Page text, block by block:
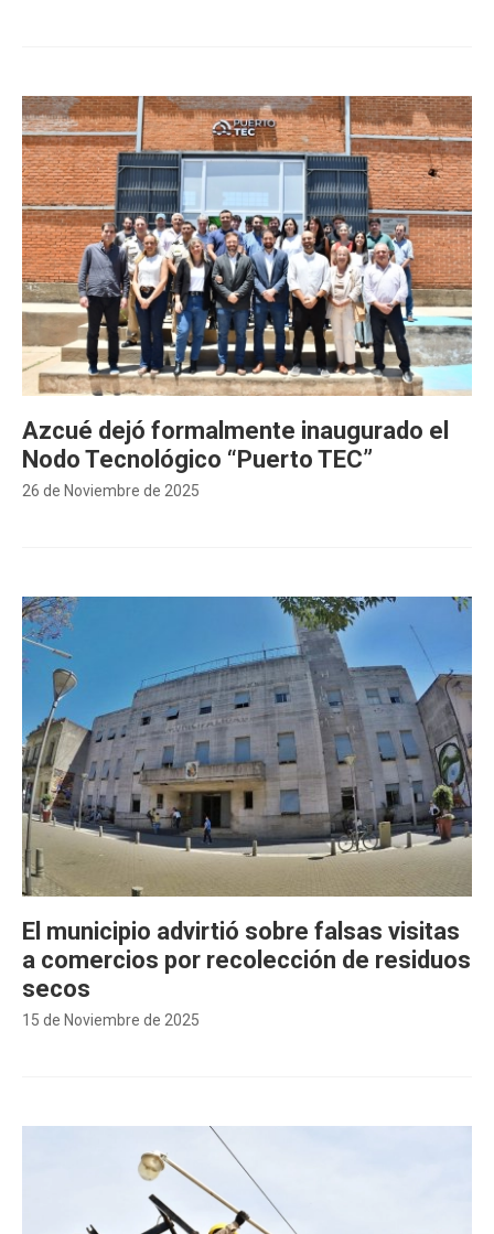
26 de Noviembre de 2025
Azcué dejó formalmente inaugurado el
Nodo Tecnológico “Puerto TEC”
15 de Noviembre de 2025
El municipio advirtió sobre falsas visitas
a comercios por recolección de residuos
secos